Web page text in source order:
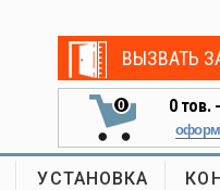
ВЫЗВАТЬ
0 0тов. -
УСТАНОВКА